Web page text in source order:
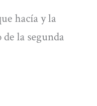
hacía y la
la segunda